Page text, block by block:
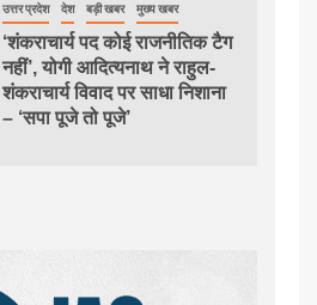
उत्तर प्रदेश देश बड़ी खबर मुख्य खबर
‘शंकराचार्य पद कोई राजनीतिक टैग
नहीं’, योगी आदित्यनाथ ने राहुल-
शंकराचार्य विवाद पर साधा निशाना
– ‘सपा पूजे तो पूजे’